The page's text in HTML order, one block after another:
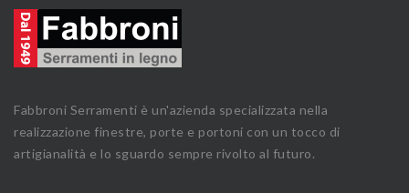
Fabbroni Serramenti è un'azienda specializzata nella
realizzazione finestre, porte e portoni con un tocco di
artigianalità e lo sguardo sempre rivolto al futuro.